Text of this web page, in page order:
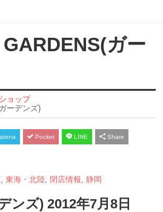
ガー
ョップ
ーデンズ)
Pocket LINE Share
東海・北陸 閉店情報 静岡
ンズ) 2012年7月8日